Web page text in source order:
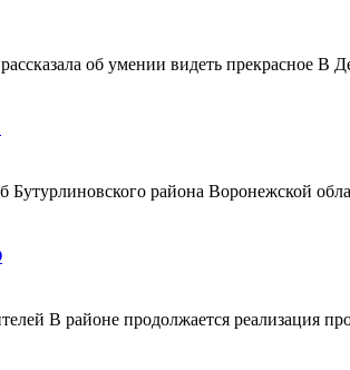
об умении видеть прекрасное
Бутурлиновского района Воронежской
В районе продолжается реализация